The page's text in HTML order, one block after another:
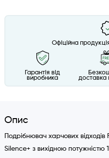
Офіційна
Гарантія від
виробника
доставка
Опис
Подрібнювач харчових
Silence+ з вихідною потужністю